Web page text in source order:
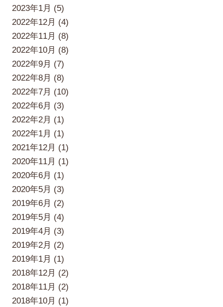
2023年1月 (5)
2022年12月 (4)
2022年11月 (8)
2022年10月 (8)
2022年9月 (7)
2022年8月 (8)
2022年7月 (10)
2022年6月 (3)
2022年2月 (1)
2022年1月 (1)
2021年12月 (1)
2020年11月 (1)
2020年6月 (1)
2020年5月 (3)
2019年6月 (2)
2019年5月 (4)
2019年4月 (3)
2019年2月 (2)
2019年1月 (1)
2018年12月 (2)
2018年11月 (2)
2018年10月 (1)